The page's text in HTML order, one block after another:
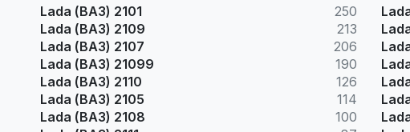
Lada (ВАЗ) 2101
250
Lada (ВАЗ) 2109
213
Lada (ВАЗ) 2107
206
Lada (ВАЗ) 21099
190
Lada (ВАЗ) 2110
126
Lada (ВАЗ) 2105
114
Lada (ВАЗ) 2108
100